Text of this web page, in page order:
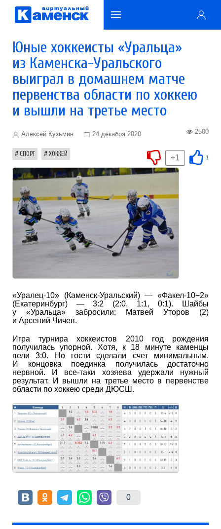
Юные хоккеисты «Уральца»
из Каменска-Уральского
выиграл в домашнем матче
первенства области по хоккею
и вышли на третье место
Алексей Кузьмин 24 декабря 2020 2500
СПОРТ ХОККЕЙ 1
+1
«Уралец-10» (Каменск-Уральский) — «Факел-10−2»
(Екатеринбург) — 3:2 (2:0, 1:1, 0:1). Шайбы
у «Уральца» забросили: Матвей Уторов (2)
и Арсений Чичев.
Игра турнира хоккеистов 2010 год рождения
получилась упорной. Хотя, к 18 минуте каменцы
вели 3:0. Но гости сделали счет минимальным.
И концовка поединка получилась достаточно
нервной. И все-таки хозяева удержали нужный
результат. И вышли на третье место в первенстве
области по хоккею среди ДЮСШ.
0